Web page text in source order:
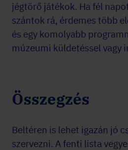
jégtörő játékok. Ha fél
szántok rá, érdemes több
és egy komolyabb
múzeumi küldetéssel vagy
Összegzés
Beltéren is lehet igazán jó
szervezni. A fenti lista